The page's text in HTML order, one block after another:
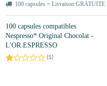
100 capsules = Livraison GRATUITE
100 capsules compatibles
Nespresso* Original Chocolat -
L'OR ESPRESSO
(1)